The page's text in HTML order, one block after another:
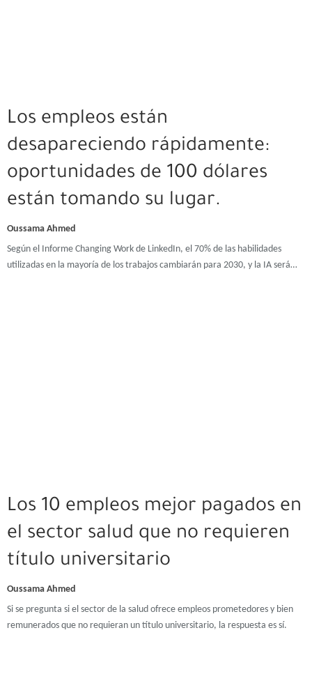
Los empleos están
desapareciendo rápidamente:
oportunidades de 100 dólares
están tomando su lugar.
Oussama Ahmed
Según el Informe Changing Work de LinkedIn, el 70% de las habilidades
utilizadas en la mayoría de los trabajos cambiarán para 2030, y la IA será…
Los 10 empleos mejor pagados en
el sector salud que no requieren
título universitario
Oussama Ahmed
Si se pregunta si el sector de la salud ofrece empleos prometedores y bien
remunerados que no requieran un título universitario, la respuesta es sí.